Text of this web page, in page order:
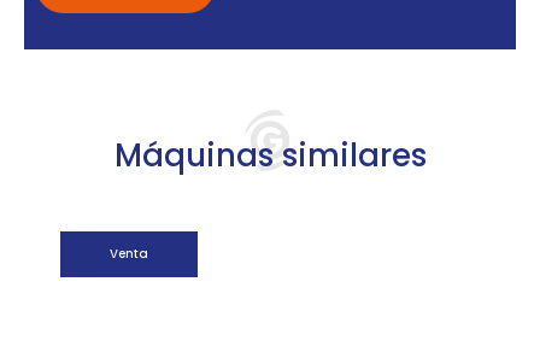
Máquinas similares
Venta